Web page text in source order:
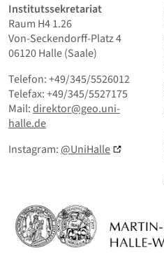
Institutssekretariat
Raum H4 1.26
Von-Seckendorff-Platz 4
06120 Halle (Saale)
Telefon: +49/345/5526012
Telefax: +49/345/5527175
Mail:direktor@geo.uni-
halle.de
Instagram:@UniHalle